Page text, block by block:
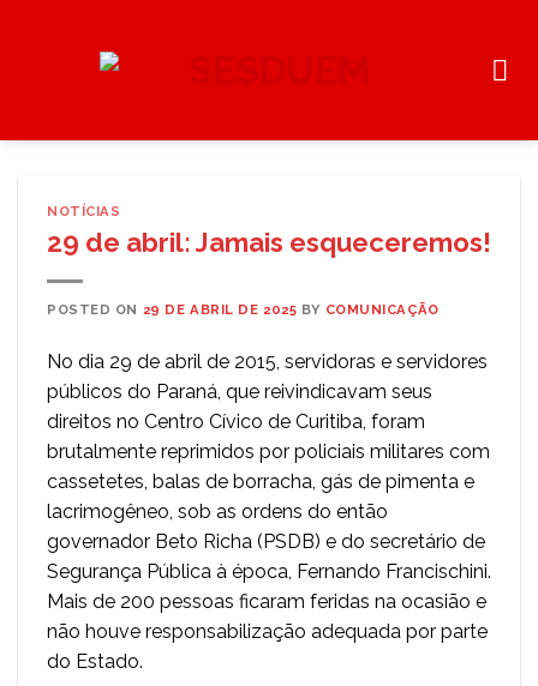
NOTÍCIAS
29 de abril: Jamais esqueceremos!
POSTED ON 29 DE ABRIL DE 2025 BY COMUNICAÇÃO
No dia 29 de abril de 2015, servidoras e servidores
públicos do Paraná, que reivindicavam seus
direitos no Centro Cívico de Curitiba, foram
brutalmente reprimidos por policiais militares com
cassetetes, balas de borracha, gás de pimenta e
lacrimogêneo, sob as ordens do então
governador Beto Richa (PSDB) e do secretário de
Segurança Pública à época, Fernando Francischini.
Mais de 200 pessoas ficaram feridas na ocasião e
não houve responsabilização adequada por parte
do Estado.